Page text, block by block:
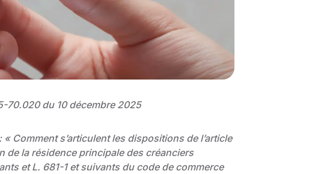
70.020 du 10 décembre 2025
: « Comment s’articulent les dispositions de l’article
de la résidence principale des créanciers
et L. 681-1 et suivants du code de commerce